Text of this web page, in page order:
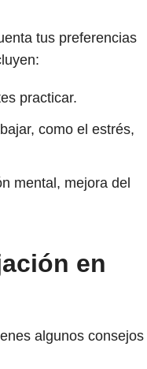
tus preferencias
practicar.
como el estrés,
mental, mejora del
en
algunos consejos